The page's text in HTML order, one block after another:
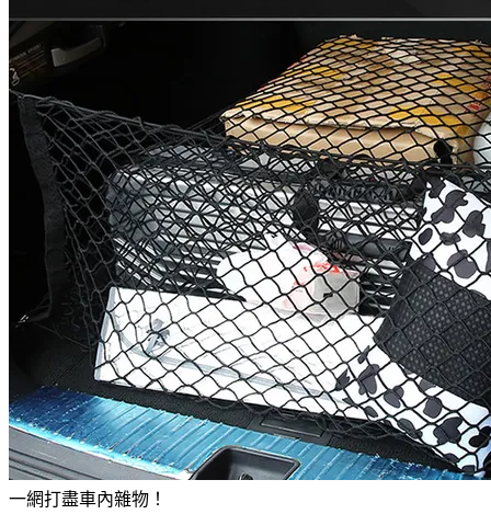
一網打盡車內雜物！